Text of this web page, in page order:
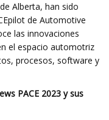
Alberta, han sido
de Automotive
las innovaciones
el espacio automotriz
procesos, software y
PACE 2023 y sus